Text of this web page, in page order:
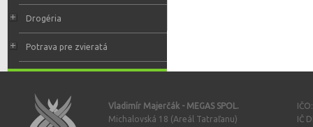
Drogéria
Potrava pre zvieratá
Vladimír Majerčák - MEGAS SPOL.
Michalovská 18 (Areál Tatraľanu)
IČ